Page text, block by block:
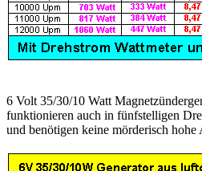
6 Volt 35/30/10 Watt
funktionieren auch in fünfstelligen
und benötigen keine mörderisch hohe